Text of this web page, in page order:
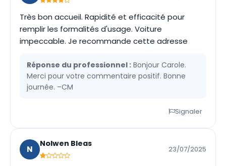
Très bon accueil. Rapidité et efficacité pour
remplir les formalités d'usage. Voiture
impeccable. Je recommande cette adresse
Réponse du professionnel : Bonjour Carole.
Merci pour votre commentaire positif. Bonne
journée. –CM
Signaler
N
Nolwen Bleas
23/07/2025